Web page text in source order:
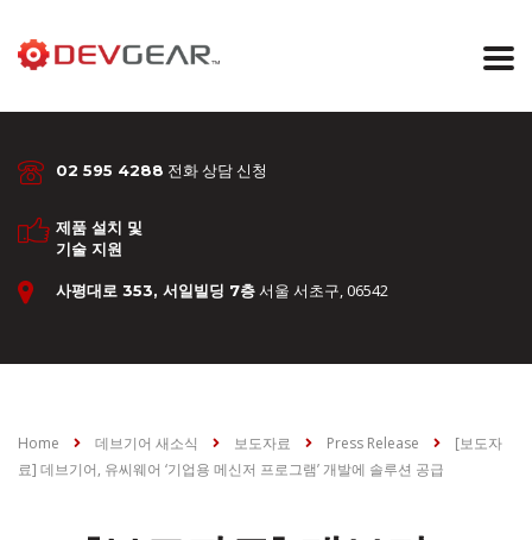
02 595 4288 전화 상담 신청
제품 설치 및
기술 지원
사평대로 353, 서일빌딩 7층서울 서초구, 06542
Home 데브기어 새소식 보도자료 Press Release
[보도자
료] 데브기어, 유씨웨어 ‘기업용 메신저 프로그램’ 개발에 솔루션 공급